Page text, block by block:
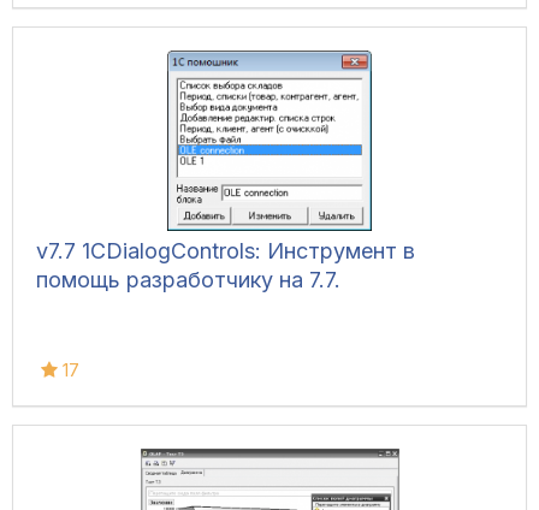
v7.7 1CDialogControls: Инструмент в
помощь разработчику на 7.7.
17